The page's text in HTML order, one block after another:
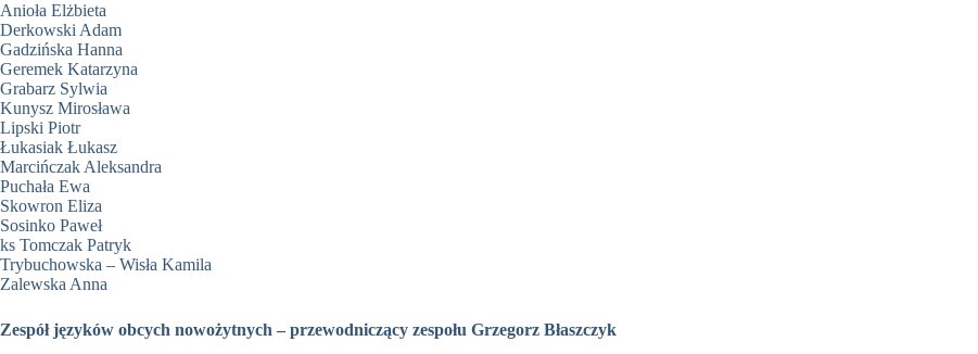
Anioła Elżbieta
Derkowski Adam
Gadzińska Hanna
Geremek Katarzyna
Grabarz Sylwia
Kunysz Mirosława
Lipski Piotr
Łukasiak Łukasz
Marcińczak Aleksandra
Puchała Ewa
Skowron Eliza
Sosinko Paweł
ks Tomczak Patryk
Trybuchowska – Wisła Kamila
Zalewska Anna
Zespół języków obcych nowożytnych – przewodniczący zespołu Grzegorz Błaszczyk